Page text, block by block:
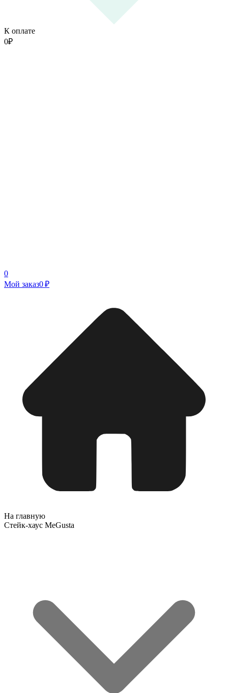
К оплате
0₽
0
Мой заказ0 ₽
На главную
Стейк-хаус MeGusta